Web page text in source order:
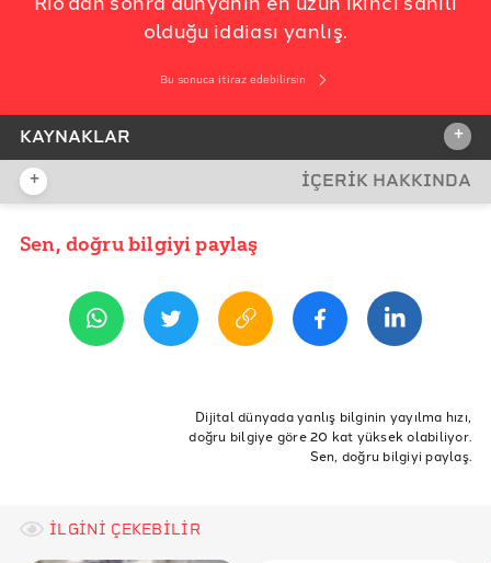
olduğu iddiası yanlış.
Bu sonuca itiraz edebilirsin
KAYNAKLAR +
İDDİA KAYNAĞI
İddia Kaynağı
REFERANSLAR
Hatay Valiliği
+ İÇERİK HAKKINDA
YAYIN TARİHİ
plaj kaş samandağ
çevlik
rio
Sen, doğru bilgiyi paylaş
Dijital dünyada yanlış bilginin yayılma hızı,
doğru bilgiye göre 20 kat yüksek olabiliyor.
Sen, doğru bilgiyi paylaş.
İLGİNİ ÇEKEBİLİR